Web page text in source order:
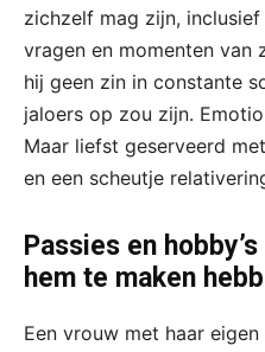
zichzelf mag zijn,
vragen en momenten van
hij geen zin in constante
jaloers op zou zijn.
Maar liefst geserveerd
en een scheutje
Passies en
hem te maken
Een vrouw met haar